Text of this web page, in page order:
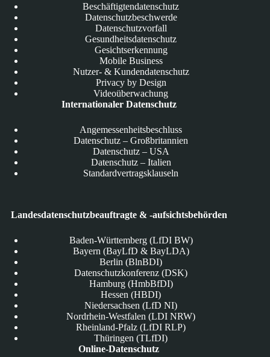
Beschäftigtendatenschutz
Datenschutzbeschwerde
Datenschutzvorfall
Gesundheitsdatenschutz
Gesichtserkennung
Mobile Business
Nutzer- & Kundendatenschutz
Privacy by Design
Videoüberwachung
Internationaler Datenschutz
Angemessenheitsbeschluss
Datenschutz – Großbritannien
Datenschutz – USA
Datenschutz – Italien
Standardvertragsklauseln
Landesdatenschutzbeauftragte & -aufsichtsbehörden
Baden-Württemberg (LfDI BW)
Bayern (BayLfD & BayLDA)
Berlin (BlnBDI)
Datenschutzkonferenz (DSK)
Hamburg (HmbBfDI)
Hessen (HBDI)
Niedersachsen (LfD NI)
Nordrhein-Westfalen (LDI NRW)
Rheinland-Pfalz (LfDI RLP)
Thüringen (TLfDI)
Online-Datenschutz